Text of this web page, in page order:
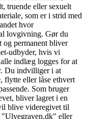
truende eller sexuelt
som er i strid med
hvor
lovgivning. Gør du
og permanent bliver
udbyder, hvis vi
indlæg logges for at
Du indvilliger i at
eller låse ethvert
Som bruger
bliver lagret i en
blive videregivet til
"Ulvegraven.dk" eller